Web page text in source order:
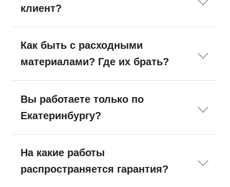
клиент?
Как быть с расходными
материалами? Где их брать?
Вы работаете только по
Екатеринбургу?
На какие работы
распространяется гарантия?